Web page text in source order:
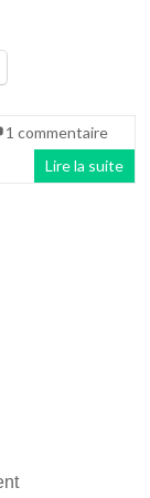
1 commentaire
Lire la suite